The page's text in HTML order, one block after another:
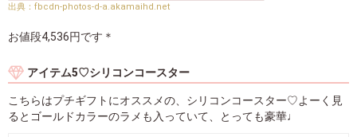
fbcdn-photos-d-a.akamaihd.net
お値段4,536円です＊
アイテム5♡シリコンコースター
こちらはプチギフトにオススメの、シリコンコースター♡よーく見
るとゴールドカラーのラメも入っていて、とっても豪華♩